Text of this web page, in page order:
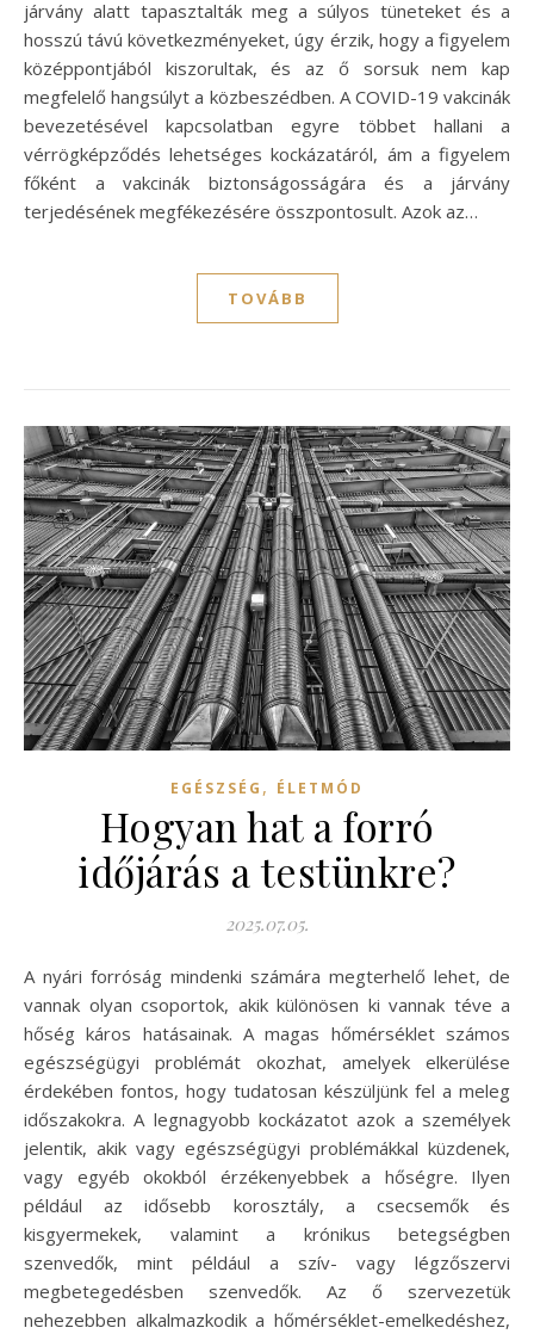
járvány alatt tapasztalták meg a súlyos tüneteket és a
hosszú távú következményeket, úgy érzik, hogy a figyelem
középpontjából kiszorultak, és az ő sorsuk nem kap
megfelelő hangsúlyt a közbeszédben. A COVID-19 vakcinák
bevezetésével kapcsolatban egyre többet hallani a
vérrögképződés lehetséges kockázatáról, ám a figyelem
főként a vakcinák biztonságosságára és a járvány
terjedésének megfékezésére összpontosult. Azok az…
TOVÁBB
EGÉSZSÉG , ÉLETMÓD
Hogyan hat a forró
időjárás a testünkre?
2025.07.05.
A nyári forróság mindenki számára megterhelő lehet, de
vannak olyan csoportok, akik különösen ki vannak téve a
hőség káros hatásainak. A magas hőmérséklet számos
egészségügyi problémát okozhat, amelyek elkerülése
érdekében fontos, hogy tudatosan készüljünk fel a meleg
időszakokra. A legnagyobb kockázatot azok a személyek
jelentik, akik vagy egészségügyi problémákkal küzdenek,
vagy egyéb okokból érzékenyebbek a hőségre. Ilyen
például az idősebb korosztály, a csecsemők és
kisgyermekek, valamint a krónikus betegségben
szenvedők, mint például a szív- vagy légzőszervi
megbetegedésben szenvedők. Az ő szervezetük
nehezebben alkalmazkodik a hőmérséklet-emelkedéshez,